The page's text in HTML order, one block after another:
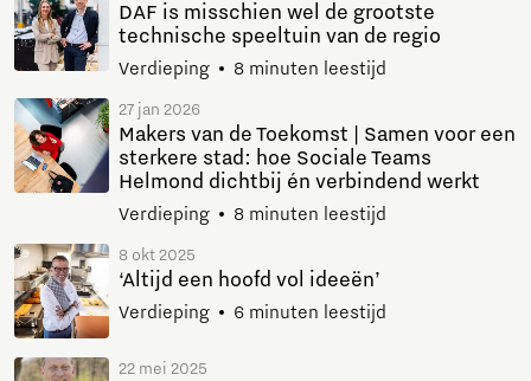
DAF is misschien wel de grootste
technische speeltuin van de regio
Verdieping 8 minuten leestijd
27 jan 2026
Makers van de Toekomst | Samen voor een
sterkere stad: hoe Sociale Teams
Helmond dichtbij én verbindend werkt
Verdieping 8 minuten leestijd
8 okt 2025
‘Altijd een hoofd vol ideeën’
Verdieping 6 minuten leestijd
22 mei 2025